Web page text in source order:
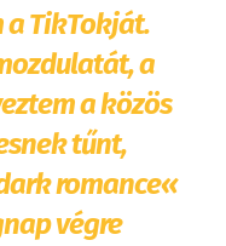
a TikTokját.
a
a közös
tűnt,
romance«
végre